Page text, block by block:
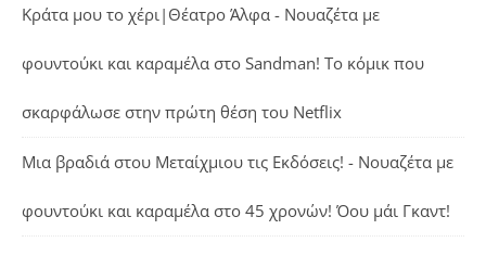
Κράτα μου το χέρι|Θέατρο Άλφα - Νουαζέτα με
φουντούκι και καραμέλα στο Sandman! Το κόμικ που
σκαρφάλωσε στην πρώτη θέση του Netflix
Μια βραδιά στου Μεταίχμιου τις Εκδόσεις! - Νουαζέτα με
φουντούκι και καραμέλα στο 45 χρονών! Όου μάι Γκαντ!